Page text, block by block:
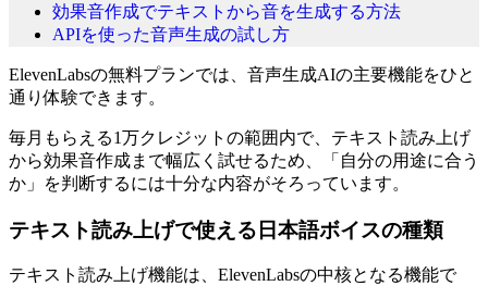
効果音作成でテキストから音を生成する方法
APIを使った音声生成の試し方
ElevenLabsの無料プランでは、音声生成AIの主要機能をひと
通り体験できます。
毎月もらえる1万クレジットの範囲内で、テキスト読み上げ
から効果音作成まで幅広く試せるため、「自分の用途に合う
か」を判断するには十分な内容がそろっています。
テキスト読み上げで使える日本語ボイスの種類
テキスト読み上げ機能は、ElevenLabsの中核となる機能で